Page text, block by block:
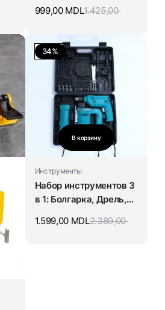
1.425,00
999,00 MDL
34%
В корзину
Инструменты
Набор инструментов 3
в 1: Болгарка, Дрель,
2.389,00
1.599,00 MDL